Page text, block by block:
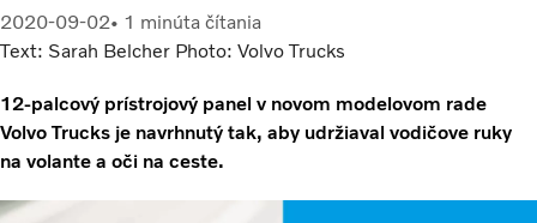
2020-09-02
1 minúta čítania
Text: Sarah Belcher Photo: Volvo Trucks
12-palcový prístrojový panel v novom modelovom rade
Volvo Trucks je navrhnutý tak, aby udržiaval vodičove ruky
na volante a oči na ceste.